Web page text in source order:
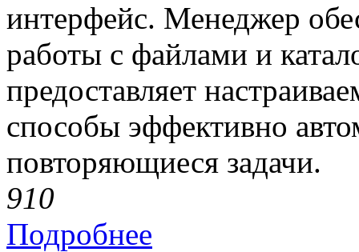
интерфейс. Менеджер
работы с файлами и
предоставляет
способы эффективно
повторяющиеся задачи.
910
Подробнее